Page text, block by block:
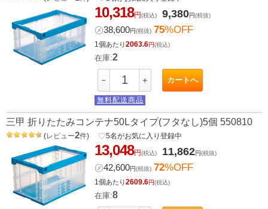
10,318円(税込) 9,380円(税抜)
㋱38,600円(税抜) 75%OFF
1個あたり2063.6円(税込)
在庫:2
－ ＋ カートへ
無料配送商品
三甲 折りたたみコンテナ50Lタイプ(フタなし)5個 550810
(レビュー2件) favorite_border5名がお気に入り登録中
13,048円(税込) 11,862円(税抜)
㋱42,600円(税抜) 72%OFF
1個あたり2609.6円(税込)
在庫:8